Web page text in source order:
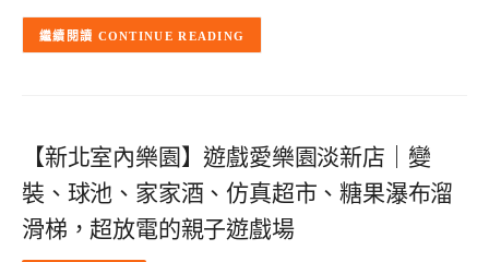
CONTINUE READING
【新北室內樂園】遊戲愛樂園淡新店｜變
裝、球池、家家酒、仿真超市、糖果瀑布溜
滑梯，超放電的親子遊戲場